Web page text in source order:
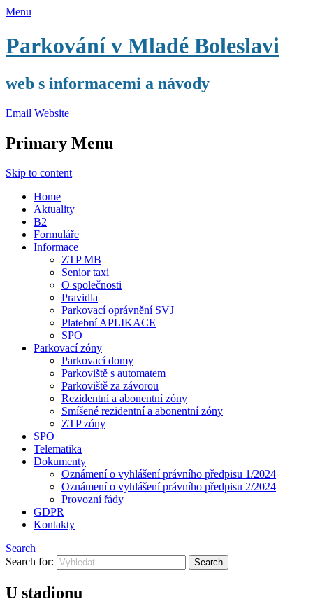
Menu
Parkování v Mladé Boleslavi
web s informacemi a návody
Email Website
Primary Menu
Skip to content
Home
Aktuality
B2
Formuláře
Informace
ZTP MB
Senior taxi
O společnosti
Pravidla
Parkovací oprávnění SVJ
Platební APLIKACE
SPO
Parkovací zóny
Parkovací domy
Parkoviště s automatem
Parkoviště za závorou
Rezidentní a abonentní zóny
Smíšené rezidentní a abonentní zóny
ZTP zóny
SPO
Telematika
Dokumenty
Oznámení o vyhlášení právního předpisu 1/2024
Oznámení o vyhlášení právního předpisu 2/2024
Provozní řády
GDPR
Kontakty
Search
Search for:
U stadionu